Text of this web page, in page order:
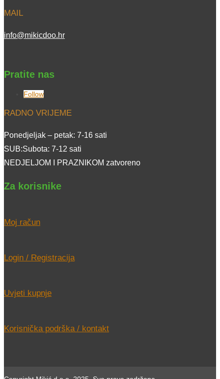
MAIL
info@mikicdoo.hr
Pratite nas
Follow
RADNO VRIJEME
Ponedjeljak – petak: 7-16 sati
SUB:Subota: 7-12 sati
NEDJELJOM I PRAZNIKOM zatvoreno
Za korisnike
Moj račun
Login / Registracija
Uvjeti kupnje
Korisnička podrška / kontakt